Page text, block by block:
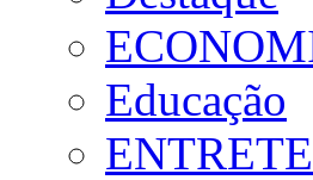
Educação